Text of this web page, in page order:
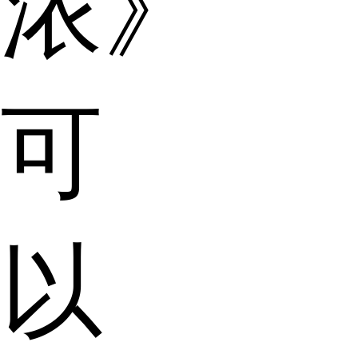
可
以